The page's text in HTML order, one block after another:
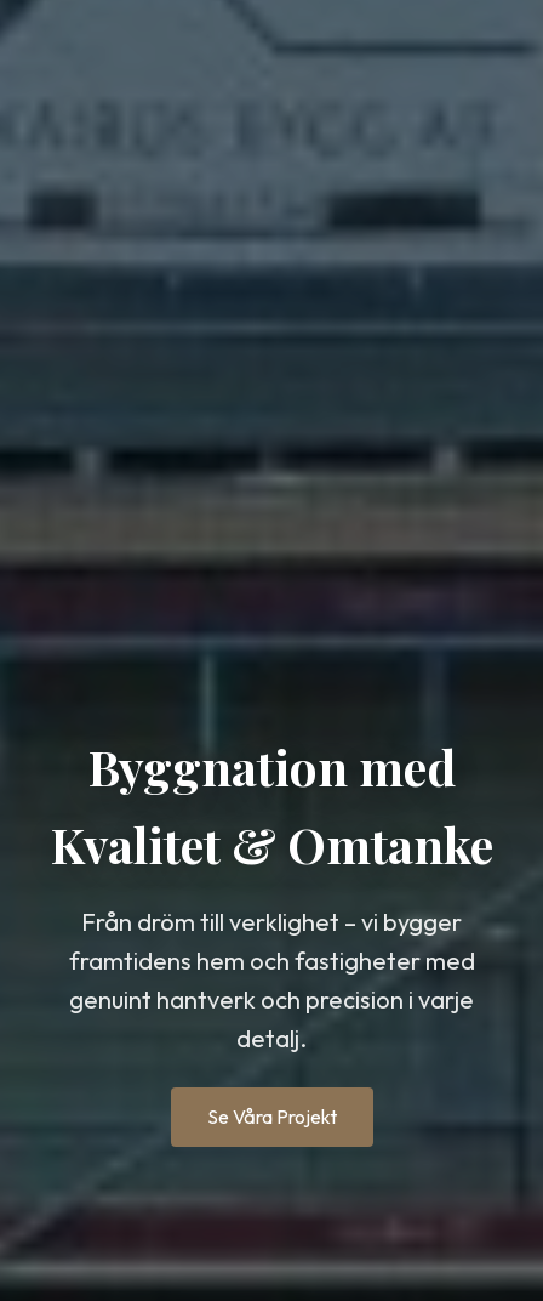
Byggnation med
Kvalitet & Omtanke
Från dröm till verklighet – vi bygger
framtidens hem och fastigheter med
genuint hantverk och precision i varje
detalj.
Se Våra Projekt